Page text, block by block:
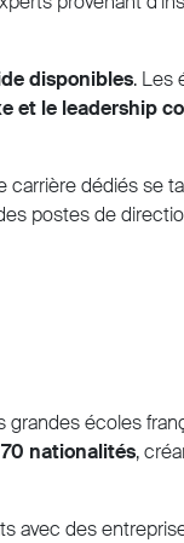
disponibles. Les
et le leadership
carrière dédiés se
postes de
grandes écoles
nationalités,
avec des